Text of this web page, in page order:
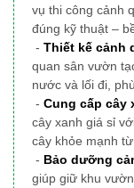
vụ thi công cảnh
đúng kỹ thuật –
- Thiết kế cảnh
quan sân vườn
nước và lối đi,
- Cung cấp cây
cây xanh giá sỉ
cây khỏe mạnh
- Bảo dưỡng
giúp giữ khu